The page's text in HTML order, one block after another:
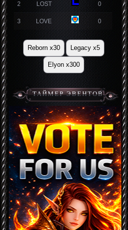
2 LOST 0
3 LOVE 0
Reborn x30 Legacy x5
Elyon x300
ТАЙМЕР ЭВЕНТОВ